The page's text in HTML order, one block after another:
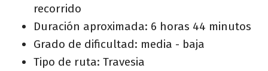
recorrido
Duración aproximada: 6 horas 44 minutos
Grado de dificultad: media - baja
Tipo de ruta: Travesia